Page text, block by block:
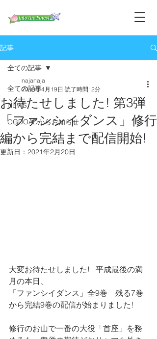
記事
全ての記事
NEWS
OGDOADからお知らせ
全ての記事
お待たせしました! 第3弾
「ファンシイダンス」修行
編から完結まで配信開始!
najanaja
2019年4月19日 読了時間: 2分
更新日： 2021年2月20日
大変お待たせしました!   平成最後の満
月の本日、
「ファンシイダンス」全9巻　残る7巻
から完結9巻の配信が始まりました!
修行のお山で一番の大役「首座」を務